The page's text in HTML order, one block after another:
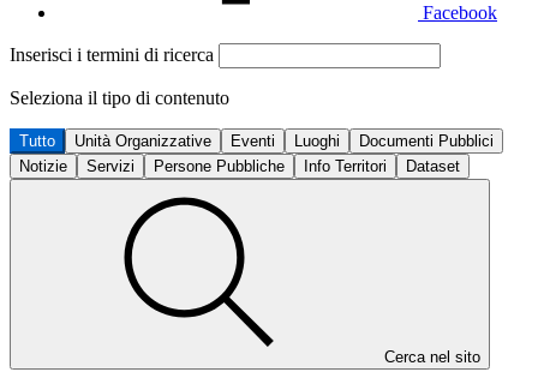
Facebook
Inserisci i termini di ricerca
Seleziona il tipo di contenuto
Tutto Unità Organizzative Eventi Luoghi
Documenti Pubblici
Notizie
Servizi Persone Pubbliche Info Territori Dataset
Cerca nel sito